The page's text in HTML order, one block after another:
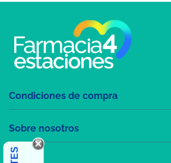
Condiciones de compra
Sobre nosotros